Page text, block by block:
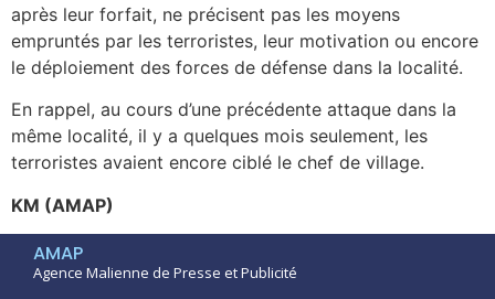
après leur forfait, ne précisent pas les moyens
empruntés par les terroristes, leur motivation ou encore
le déploiement des forces de défense dans la localité.
En rappel, au cours d’une précédente attaque dans la
même localité, il y a quelques mois seulement, les
terroristes avaient encore ciblé le chef de village.
KM (AMAP)
AMAP
Agence Malienne de Presse et Publicité